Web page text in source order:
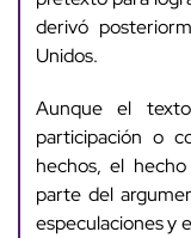
derivó
Unidos.
Aunque el
participación o
hechos, el
parte del
especulaciones y